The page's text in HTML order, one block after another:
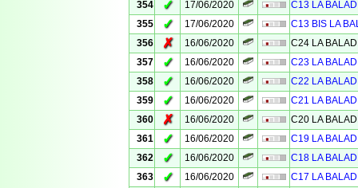
354
✓ 17/06/2020
C13 LA
355
✓ 17/06/2020
C13 BIS LA
356
✗ 16/06/2020
C24 LA
357
✓ 16/06/2020
C23 LA
358
✓ 16/06/2020
C22 LA
359
✓ 16/06/2020
C21 LA
360
✗ 16/06/2020
C20 LA
361
✓ 16/06/2020
C19 LA
362
✓ 16/06/2020
C18 LA
363
✓ 16/06/2020
C17 LA